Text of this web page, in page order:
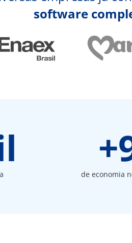
software
de economia
+